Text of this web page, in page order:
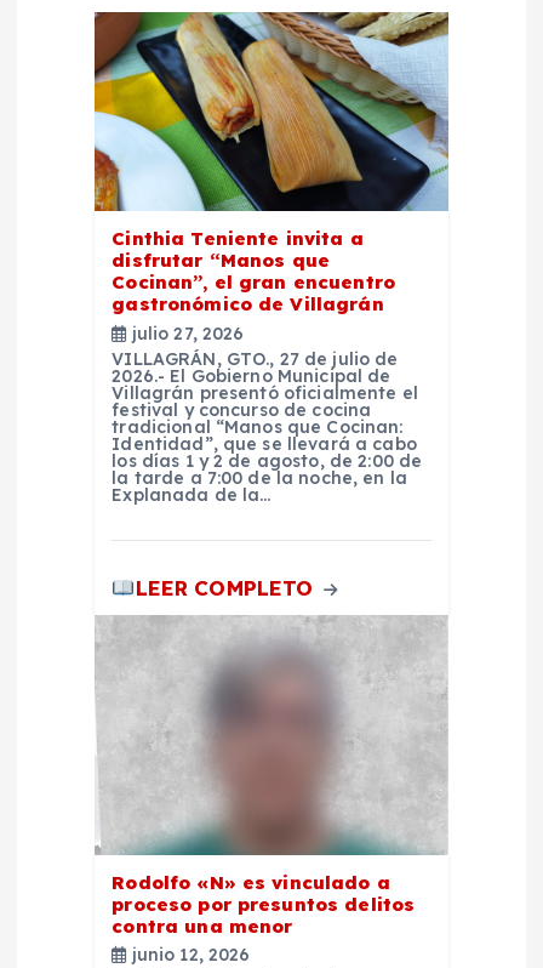
Cinthia Teniente invita a
disfrutar “Manos que
Cocinan”, el gran encuentro
gastronómico de Villagrán
julio 27, 2026
VILLAGRÁN, GTO., 27 de julio de
2026.- El Gobierno Municipal de
Villagrán presentó oficialmente el
festival y concurso de cocina
tradicional “Manos que Cocinan:
Identidad”, que se llevará a cabo
los días 1 y 2 de agosto, de 2:00 de
la tarde a 7:00 de la noche, en la
Explanada de la…
LEER COMPLETO
Rodolfo «N» es vinculado a
proceso por presuntos delitos
contra una menor
junio 12, 2026